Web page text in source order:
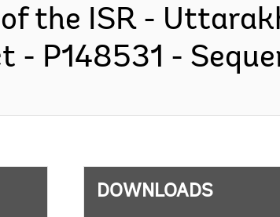
the ISR -
- P148531 -
DOWNLOADS